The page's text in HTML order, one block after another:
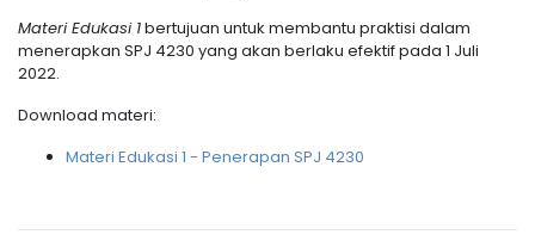
Materi Edukasi 1bertujuan untuk membantu praktisi dalam
menerapkan SPJ 4230 yang akan berlaku efektif pada 1 Juli
2022.
Download materi:
Materi Edukasi 1 - Penerapan SPJ 4230